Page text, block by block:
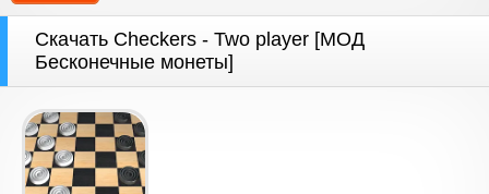
Скачать Checkers - Two player [МОД
Бесконечные монеты]